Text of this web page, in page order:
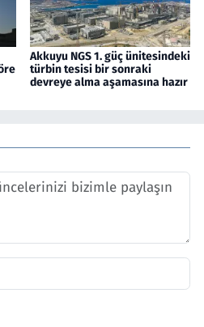
Akkuyu NGS 1. güç ünitesindeki
türbin tesisi bir sonraki
devreye alma aşamasına hazır